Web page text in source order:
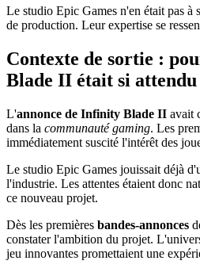
Le studio Epic Games n'en était pas à
de production. Leur expertise se
Contexte de sortie :
Blade II était si attendu
L'annonce de Infinity Blade II avait
dans la communauté gaming. Les
immédiatement suscité l'intérêt des
Le studio Epic Games jouissait déjà
l'industrie. Les attentes étaient donc
ce nouveau projet.
Dès les premières bandes-annonces
constater l'ambition du projet.
jeu innovantes promettaient une